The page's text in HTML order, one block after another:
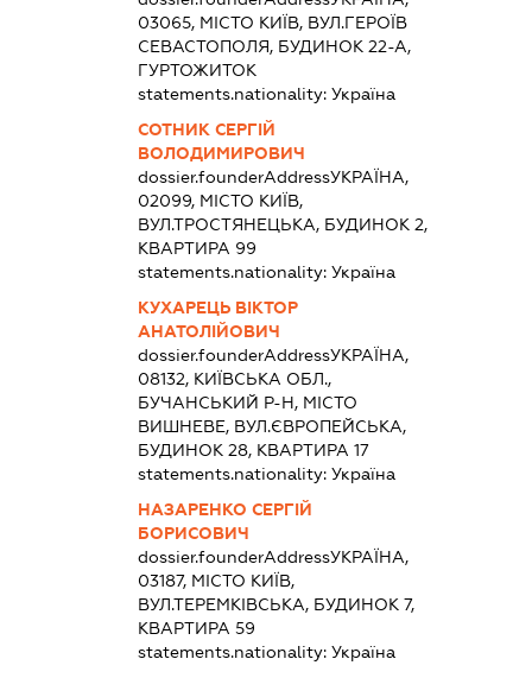
03065, МІСТО КИЇВ, ВУЛ.ГЕРОЇВ
СЕВАСТОПОЛЯ, БУДИНОК 22-А,
ГУРТОЖИТОК
statements.nationality: Україна
СОТНИК СЕРГІЙ
ВОЛОДИМИРОВИЧ
dossier.founderAddressУКРАЇНА,
02099, МІСТО КИЇВ,
ВУЛ.ТРОСТЯНЕЦЬКА, БУДИНОК 2,
КВАРТИРА 99
statements.nationality: Україна
КУХАРЕЦЬ ВІКТОР
АНАТОЛІЙОВИЧ
dossier.founderAddressУКРАЇНА,
08132, КИЇВСЬКА ОБЛ.,
БУЧАНСЬКИЙ Р-Н, МІСТО
ВИШНЕВЕ, ВУЛ.ЄВРОПЕЙСЬКА,
БУДИНОК 28, КВАРТИРА 17
statements.nationality: Україна
НАЗАРЕНКО СЕРГІЙ
БОРИСОВИЧ
dossier.founderAddressУКРАЇНА,
03187, МІСТО КИЇВ,
ВУЛ.ТЕРЕМКІВСЬКА, БУДИНОК 7,
КВАРТИРА 59
statements.nationality: Україна